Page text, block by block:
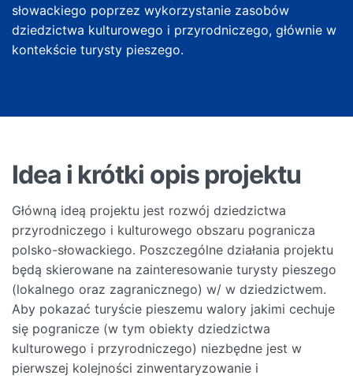
słowackiego poprzez wykorzystanie zasobów
dziedzictwa kulturowego i przyrodniczego, głównie w
kontekście turysty pieszego.
Idea i krótki opis projektu
Główną ideą projektu jest rozwój dziedzictwa
przyrodniczego i kulturowego obszaru pogranicza
polsko-słowackiego. Poszczególne działania projektu
będą skierowane na zainteresowanie turysty pieszego
(lokalnego oraz zagranicznego) w/ w dziedzictwem.
Aby pokazać turyście pieszemu walory jakimi cechuje
się pogranicze (w tym obiekty dziedzictwa
kulturowego i przyrodniczego) niezbędne jest w
pierwszej kolejności zinwentaryzowanie i